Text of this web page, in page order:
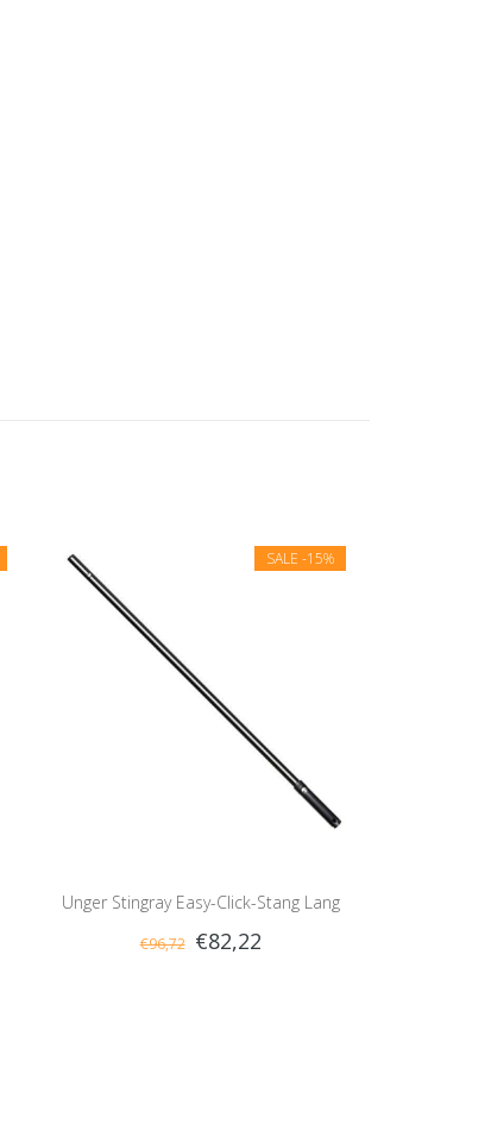
SALE -15%
Unger Stingray Easy-Click-Stang Lang
€96,72 €82,22